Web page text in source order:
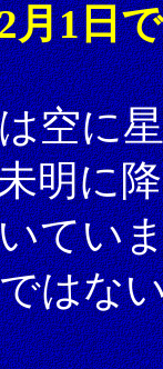
1日
空に
明に
てい
はな